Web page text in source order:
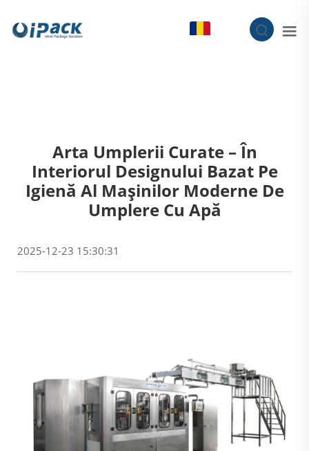
Arta Umplerii Curate – În
Interiorul Designului Bazat Pe
Igienă Al Mașinilor Moderne De
Umplere Cu Apă
2025-12-23 15:30:31